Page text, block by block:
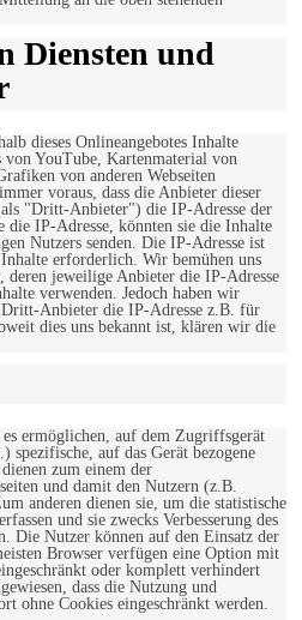
Diensten und
dieses Onlineangebotes Inhalte
YouTube, Kartenmaterial von
von anderen Webseiten
voraus, dass die Anbieter dieser
"Dritt-Anbieter") die IP-Adresse der
die IP-Adresse, könnten sie die Inhalte
Nutzers senden. Die IP-Adresse ist
erforderlich. Wir bemühen uns
deren jeweilige Anbieter die IP-Adresse
verwenden. Jedoch haben wir
Anbieter die IP-Adresse z.B. für
dies uns bekannt ist, klären wir die
ermöglichen, auf dem Zugriffsgerät
spezifische, auf das Gerät bezogene
zum einem der
und damit den Nutzern (z.B.
anderen dienen sie, um die statistische
und sie zwecks Verbesserung des
Die Nutzer können auf den Einsatz der
Browser verfügen eine Option mit
oder komplett verhindert
dass die Nutzung und
ohne Cookies eingeschränkt werden.